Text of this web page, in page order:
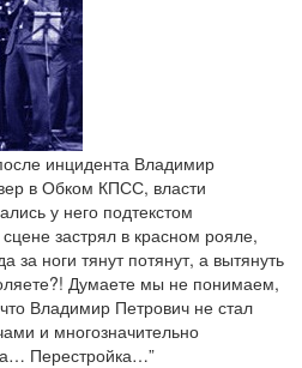
инцидента Владимир
в Обком КПСС, власти
у него подтекстом
застрял в красном рояле,
за ноги тянут потянут, а вытянуть
Думаете мы не понимаем,
Владимир Петрович не стал
и многозначительно
Перестройка…”